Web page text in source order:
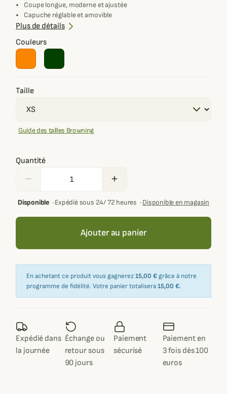
Coupe longue, moderne et ajustée
Capuche réglable et amovible
Ouvertures latérales zippées
Plus de détails
Couleurs
Taille
Guide des tailles Browning
Quantité
remove add
Disponible·Expédié sous 24/ 72 heures ·Disponible en magasin
Ajouter au panier
En achetant ce produit vous gagnerez15,00 € grâce à notre
programme de fidélité. Votre panier totalisera15,00 €.
Expédié dans
la journée
Échange ou
retour sous
90 jours
Paiement
sécurisé
Paiement en
3 fois dès 100
euros